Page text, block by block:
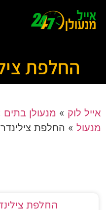
החלפת
אייל לוק » מנעולן בתים
מנעול » החלפת
החלפת